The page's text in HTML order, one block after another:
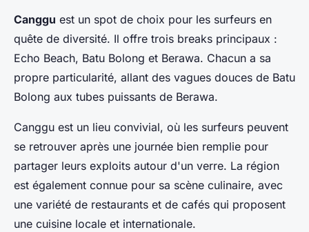
Canggu est un spot de choix pour les surfeurs en
quête de diversité. Il offre trois breaks principaux :
Echo Beach, Batu Bolong et Berawa. Chacun a sa
propre particularité, allant des vagues douces de Batu
Bolong aux tubes puissants de Berawa.
Canggu est un lieu convivial, où les surfeurs peuvent
se retrouver après une journée bien remplie pour
partager leurs exploits autour d'un verre. La région
est également connue pour sa scène culinaire, avec
une variété de restaurants et de cafés qui proposent
une cuisine locale et internationale.